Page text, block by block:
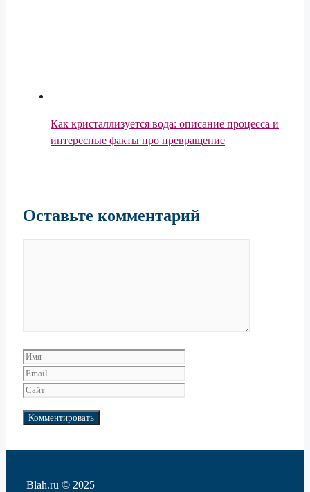
Как кристаллизуется вода: описание процесса и
интересные факты про превращение
Оставьте комментарий
Имя
Blah.ru © 2025